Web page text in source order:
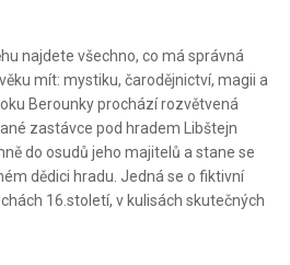
najdete všechno, co má správná
mít: mystiku, čarodějnictví, magii a
Berounky prochází rozvětvená
zastávce pod hradem Libštejn
do osudů jeho majitelů a stane se
dědici hradu. Jedná se o fiktivní
16.století, v kulisách skutečných